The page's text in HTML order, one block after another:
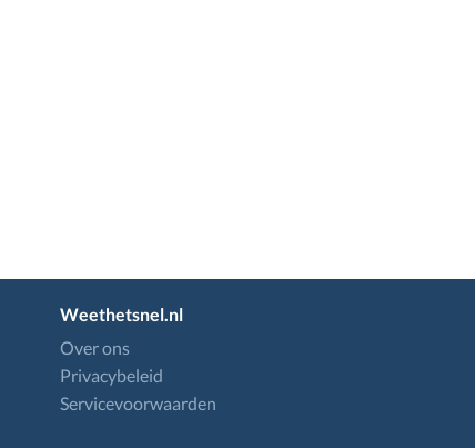
Weethetsnel.nl
Over ons
Privacybeleid
Servicevoorwaarden